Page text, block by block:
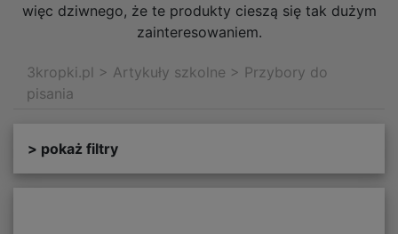
więc dziwnego, że te produkty cieszą się tak dużym
zainteresowaniem.
3kropki.pl > Artykuły szkolne > Przybory do
pisania
> pokaż filtry